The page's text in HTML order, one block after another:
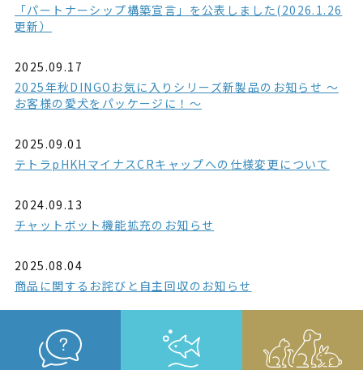
「パートナーシップ構築宣言」を公表しました(2026.1.26
更新）
2025.09.17
2025年秋DINGOお気に入りシリーズ新製品のお知らせ ～
お客様の愛犬をパッケージに！～
2025.09.01
テトラpHKHマイナスCRキャップへの仕様変更について
2024.09.13
チャットボット機能拡充のお知らせ
2025.08.04
商品に関するお詫びと自主回収のお知らせ